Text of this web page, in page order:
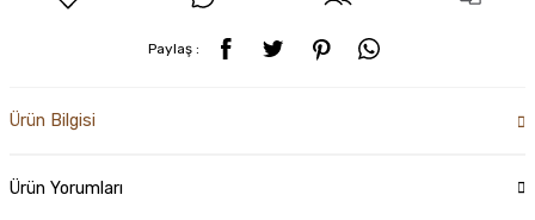
Paylaş :
Ürün Bilgisi
Ürün Yorumları